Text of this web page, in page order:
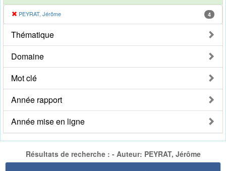
PEYRAT, Jérôme 4
Thématique
Domaine
Mot clé
Année rapport
Année mise en ligne
Résultats de recherche : - Auteur: PEYRAT, Jérôme